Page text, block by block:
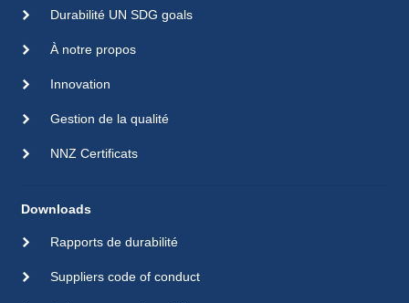
Durabilité UN SDG goals
À notre propos
Innovation
Gestion de la qualité
NNZ Certificats
Downloads
Rapports de durabilité
Suppliers code of conduct